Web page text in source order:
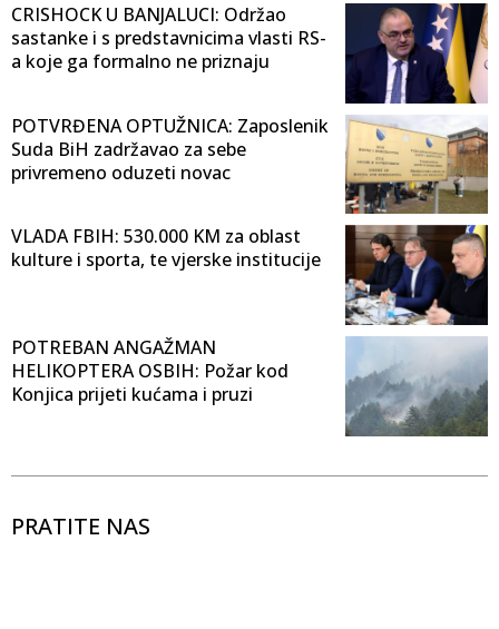
CRISHOCK U BANJALUCI: Održao
sastanke i s predstavnicima vlasti RS-
a koje ga formalno ne priznaju
POTVRĐENA OPTUŽNICA: Zaposlenik
Suda BiH zadržavao za sebe
privremeno oduzeti novac
VLADA FBIH: 530.000 KM za oblast
kulture i sporta, te vjerske institucije
POTREBAN ANGAŽMAN
HELIKOPTERA OSBIH: Požar kod
Konjica prijeti kućama i pruzi
PRATITE NAS